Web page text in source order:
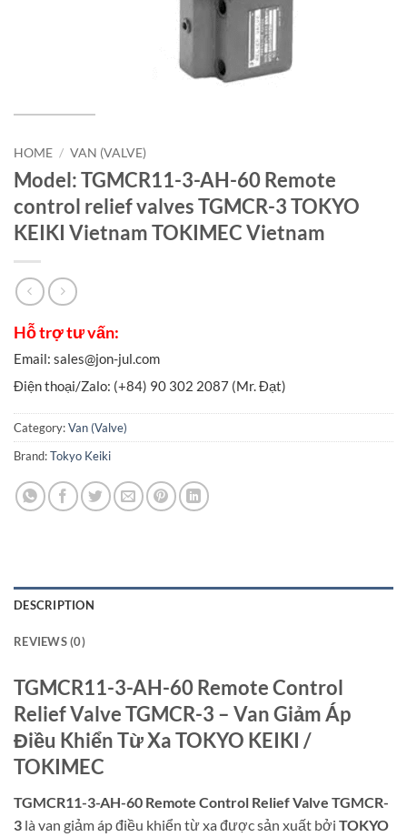
HOME / VAN (VALVE)
Model: TGMCR11-3-AH-60 Remote
control relief valves TGMCR-3 TOKYO
KEIKI Vietnam TOKIMEC Vietnam
Category:Van (Valve)
Brand:Tokyo Keiki
DESCRIPTION
REVIEWS (0)
TGMCR11-3-AH-60 Remote Control
Relief Valve TGMCR-3 – Van Giảm Áp
Điều Khiển Từ Xa TOKYO KEIKI /
TOKIMEC
TGMCR11-3-AH-60 Remote Control Relief Valve TGMCR-
3 là van giảm áp điều khiển từ xa được sản xuất bởi TOKYO